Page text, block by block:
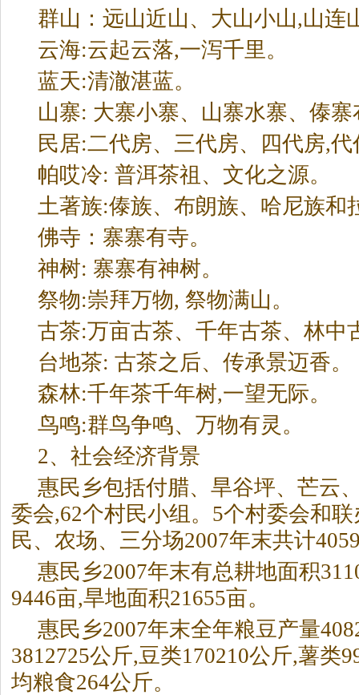
群山：远山近山、大山小山,山连
云海:云起云落,一泻千里。
蓝天:清澈湛蓝。
山寨: 大寨小寨、山寨水寨、傣寨
民居:二代房、三代房、四代房,代
帕哎冷: 普洱茶祖、文化之源。
土著族:傣族、布朗族、哈尼族和
佛寺：寨寨有寺。
神树: 寨寨有神树。
祭物:崇拜万物, 祭物满山。
古茶:万亩古茶、千年古茶、林中
台地茶: 古茶之后、传承景迈香。
森林:千年茶千年树,一望无际。
鸟鸣:群鸟争鸣、万物有灵。
2、社会经济背景
惠民乡包括付腊、旱谷坪、芒云
委会,62个村民小组。5个村委会和
民、农场、三分场2007年末共计
惠民乡2007年末有总耕地面积
9446亩,旱地面积21655亩。
惠民乡2007年末全年粮豆产量
3812725公斤,豆类170210公斤,薯类
均粮食264公斤。